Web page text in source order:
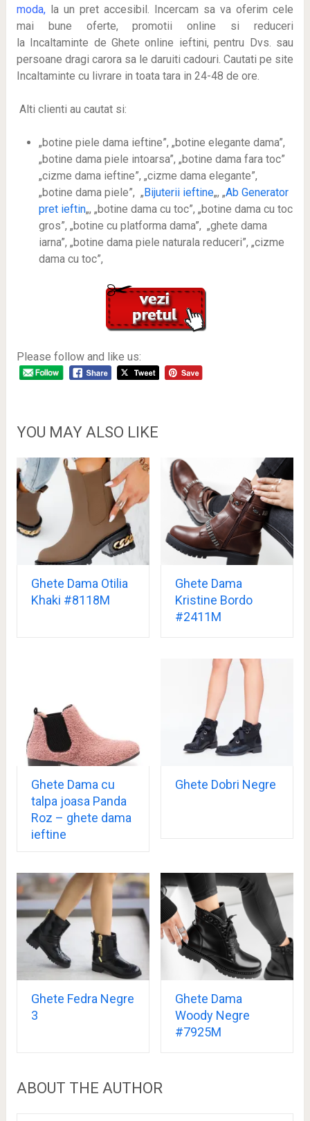
moda,la un pret accesibil. Incercam sa va oferim cele
mai bune oferte, promotii online si reduceri
la Incaltaminte de Ghete online ieftini, pentru Dvs. sau
persoane dragi carora sa le daruiti cadouri. Cautati pe site
Incaltaminte cu livrare in toata tara in 24-48 de ore.
Alti clienti au cautat si:
„botine piele dama ieftine”, „botine elegante dama”,
„botine dama piele intoarsa”, „botine dama fara toc”
„cizme dama ieftine”, „cizme dama elegante”,
„botine dama piele”, „Bijuterii ieftine„, „Ab Generator
pret ieftin„, „botine dama cu toc”, „botine dama cu toc
gros”, „botine cu platforma dama”, „ghete dama
iarna”, „botine dama piele naturala reduceri”, „cizme
dama cu toc”,
Please follow and like us:
YOU MAY ALSO LIKE
Ghete Dama Otilia
Khaki #8118M
Ghete Dama
Kristine Bordo
#2411M
Ghete Dama cu
talpa joasa Panda
Roz – ghete dama
ieftine
Ghete Dobri Negre
Ghete Fedra Negre
3
Ghete Dama
Woody Negre
#7925M
ABOUT THE AUTHOR